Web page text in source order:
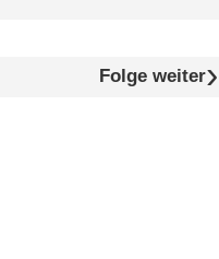
Folge weiter